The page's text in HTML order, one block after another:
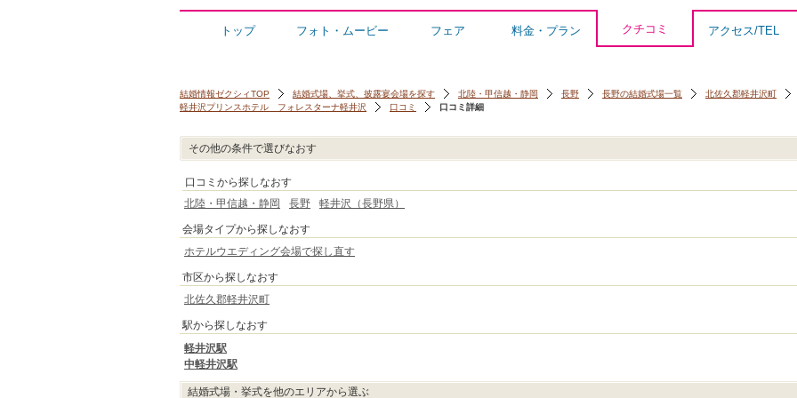
トップ フォト・ムービー フェア 料金・プラン クチコミ アクセス/TEL
結婚情報ゼクシィTOP 結婚式場、挙式、披露宴会場を探す 北陸・甲信越・静岡 長野 長野の結婚式場一覧 北佐久郡軽井沢町
軽井沢プリンスホテル フォレスターナ軽井沢
口コミ
口コミ詳細
その他の条件で選びなおす
口コミから探しなおす
北陸・甲信越・静岡
長野 軽井沢（長野県）
会場タイプから探しなおす
ホテルウエディング会場で探し直す
市区から探しなおす
北佐久郡軽井沢町
駅から探しなおす
軽井沢駅
中軽井沢駅
結婚式場・挙式を他のエリアから選ぶ